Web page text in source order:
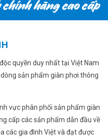
quyền duy nhất tại Việt Nam
sản phẩm giàn phơi thông
vực phân phối sản phẩm giàn
cấp các sản phẩm dẫn đầu về
các gia đình Việt và đạt được